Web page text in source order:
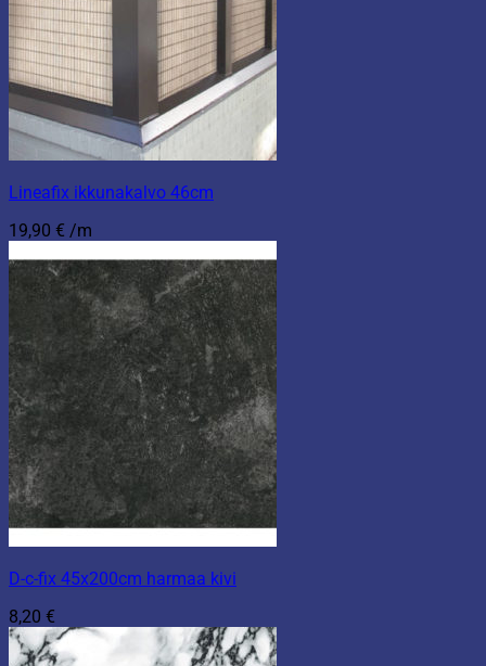
Lineafix ikkunakalvo 46cm
19,90 € /m
D-c-fix 45x200cm harmaa kivi
8,20 €